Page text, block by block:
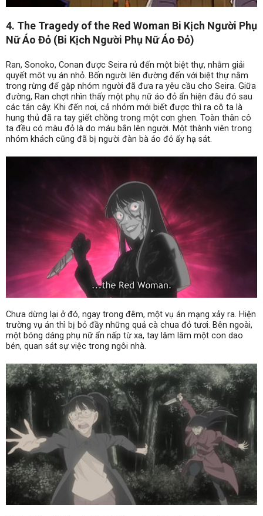
4. The Tragedy of the Red Woman Bi Kịch Người Phụ
Nữ Áo Đỏ (Bi Kịch Người Phụ Nữ Áo Đỏ)
Ran, Sonoko, Conan được Seira rủ đến một biệt thự, nhằm giải
quyết môt vụ án nhỏ. Bốn người lên đường đến với biệt thự nằm
trong rừng để gặp nhóm người đã đưa ra yêu cầu cho Seira. Giữa
đường, Ran chợt nhìn thấy một phụ nữ áo đỏ ẩn hiện đâu đó sau
các tán cây. Khi đến nơi, cả nhóm mới biết được thì ra cô ta là
hung thủ đã ra tay giết chồng trong một cơn ghen. Toàn thân cô
ta đều có màu đỏ là do máu bắn lên người. Một thành viên trong
nhóm khách cũng đã bị người đàn bà áo đỏ ấy hạ sát.
Chưa dừng lại ở đó, ngay trong đêm, một vụ án mạng xảy ra. Hiện
trường vụ án thì bị bỏ đầy những quả cà chua đỏ tươi. Bên ngoài,
một bóng dáng phụ nữ ẩn nấp từ xa, tay lăm lăm một con dao
bén, quan sát sự việc trong ngôi nhà.